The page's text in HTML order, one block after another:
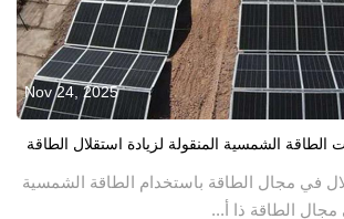
Nov 24, 2025
الطاقة الشمسية المنقولة لزيادة استقلال الطاقة
في مجال الطاقة باستخدام الطاقة الشمسية
الطاقة ذا أ...